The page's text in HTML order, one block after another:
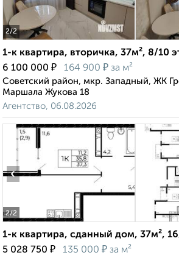
2/2
1-к квартира, вторичка, 37м², 8/10
6 100 000 ₽ 164 900 ₽ за м²
Советский район, мкр. Западный, ЖК
Маршала Жукова 18
Агентство, 06.08.2026
2/2
‹
1-к квартира, сданный дом, 37м²,
5 028 750 ₽ 135 000 ₽ за м²